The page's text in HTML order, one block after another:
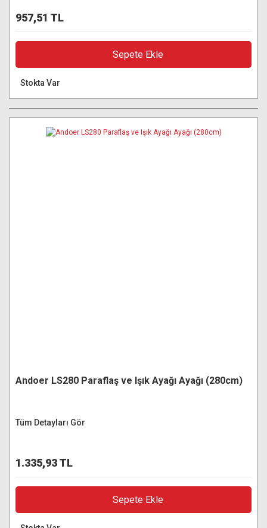
957,51 TL
Sepete Ekle
Stokta Var
Andoer LS280 Paraflaş ve Işık Ayağı Ayağı (280cm)
Tüm Detayları Gör
1.335,93 TL
Sepete Ekle